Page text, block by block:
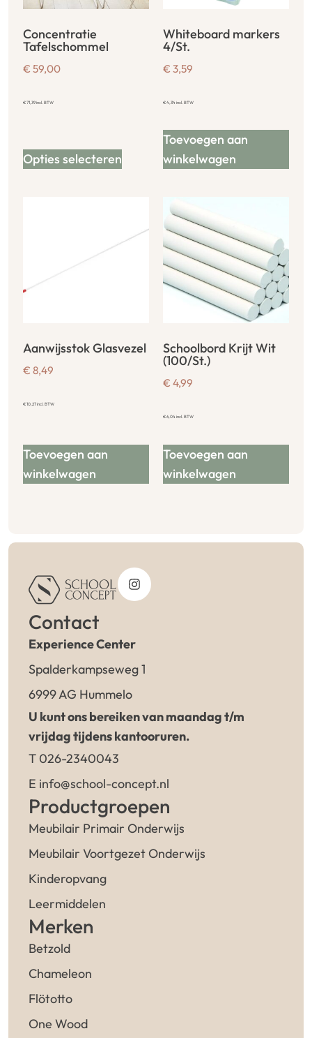
Concentratie
Tafelschommel
€ 59,00
€71,39incl. BTW
Opties selecteren
Whiteboard markers
4/St.
€ 3,59
€4,34incl. BTW
Toevoegen aan
winkelwagen
Aanwijsstok Glasvezel
€ 8,49
€10,27incl. BTW
Toevoegen aan
winkelwagen
Schoolbord Krijt Wit
(100/St.)
€ 4,99
€6,04incl. BTW
Toevoegen aan
winkelwagen
Contact
Experience Center
Spalderkampseweg 1
6999 AG Hummelo
U kunt ons bereiken van maandag t/m
vrijdag tijdens kantooruren.
T 026-2340043
E info@school-concept.nl
Productgroepen
Meubilair Primair Onderwijs
Meubilair Voortgezet Onderwijs
Kinderopvang
Leermiddelen
Merken
Betzold
Chameleon
Flötotto
One Wood